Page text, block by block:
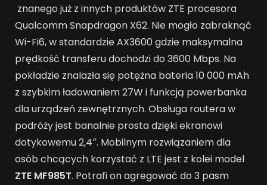
znanego już z innych produktów ZTE procesora
Qualcomm Snapdragon X62. Nie mogło zabraknąć
Wi-Fi6, w standardzie AX3600 gdzie maksymalna
prędkość transferu dochodzi do 3600 Mbps. Na
pokładzie znalazła się potężna bateria 10 000 mAh
z szybkim ładowaniem 27W i funkcją powerbanka
dla urządzeń zewnętrznych. Obsługa routera w
podróży jest banalnie prosta dzięki ekranowi
dotykowemu 2,4″. Mobilnym rozwiązaniem dla
osób chcących korzystać z LTE jest z kolei model
ZTE MF985T. Potrafi on agregować do 3 pasm